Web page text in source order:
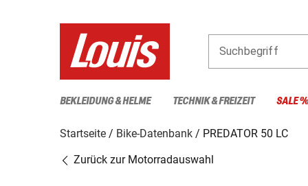
Suchbegriff
BEKLEIDUNG & HELME TECHNIK & FREIZEIT SALE %
Startseite Bike-Datenbank
PREDATOR 50 LC
Zurück zur Motorradauswahl